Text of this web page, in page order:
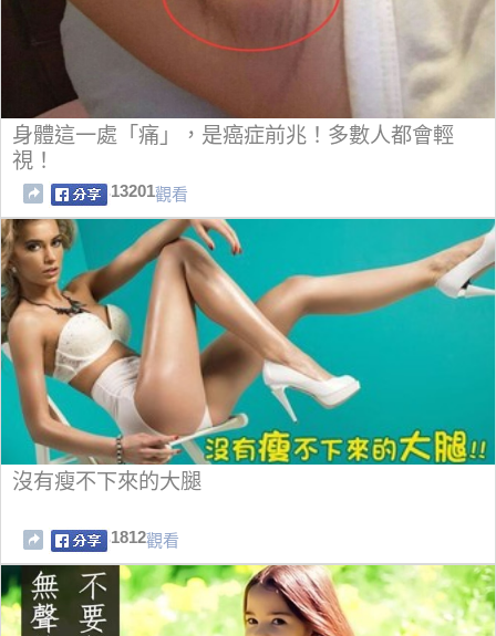
身體這一處「痛」，是癌症前兆！多數人都會輕
視！
13201觀看
沒有瘦不下來的大腿
1812觀看